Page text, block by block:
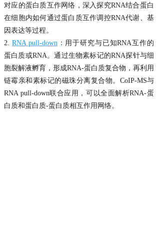
对应的蛋白质互作网络，深入探究RNA结合蛋白
在细胞内如何通过蛋白质互作调控RNA代谢、基
因表达等过程。
2. RNA pull-down：用于研究与已知RNA互作的
蛋白质或RNA。通过生物素标记的RNA探针与细
胞裂解液孵育，形成RNA-蛋白质复合物，再利用
链霉亲和素标记的磁珠分离复合物。CoIP-MS与
RNA pull-down联合应用，可以全面解析RNA-蛋
白质和蛋白质-蛋白质相互作用网络。